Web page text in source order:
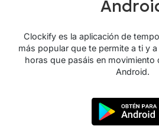
Clockify es la aplicación de
más popular que te permite a ti y
horas que pasáis en
Android.